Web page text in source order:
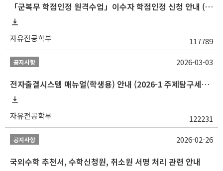
「군복무 학점인정 원격수업」이수자 학점인정 신청 안내 (2025-2 이전 군복무 원격수업 수강자 필독)
자유전공학부 117789
공지사항
전자출결시스템 매뉴얼(학생용) 안내 (2026-1 주제탐구세미나 1 (001 분반) 등)
자유전공학부 122231
2026-03-03
공지사항
국외수학 추천서, 수학신청원, 취소원 서명 처리 관련 안내
2026-02-26